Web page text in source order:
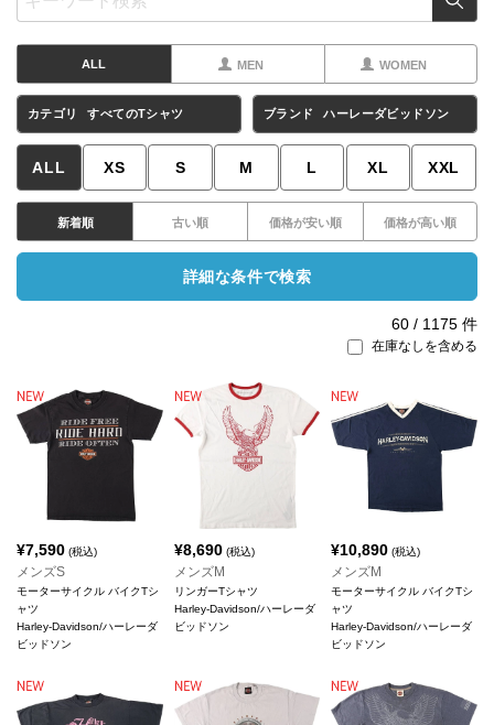
ALL MEN WOMEN
カテゴリ すべてのTシャツ ブランド ハーレーダビッドソン
ALL XS S M L XL XXL
新着順 古い順 価格が安い順 価格が高い順
詳細な条件で検索
60 / 1175 件
在庫なしを含める
¥7,590 (税込)
メンズS
モーターサイクル バイクTシ
ャツ
Harley-Davidson/ハーレーダ
ビッドソン
¥8,690(税込)
メンズM
リンガーTシャツ
Harley-Davidson/ハーレーダ
ビッドソン
¥10,890 (税込)
メンズM
モーターサイクル バイクTシ
ャツ
Harley-Davidson/ハーレーダ
ビッドソン